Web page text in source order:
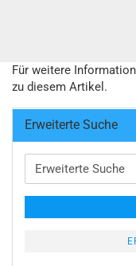
Für weitere
zu diesem Artikel.
Erweiterte Suche
Erweiterte
Suche